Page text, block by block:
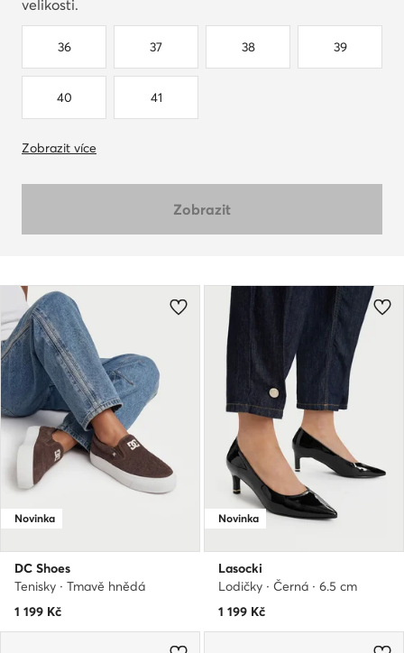
velikosti.
36 37 38 39
40 41
Zobrazit více
Zobrazit
Novinka
DC Shoes
Tenisky · Tmavě hnědá
1 199 Kč
Novinka
Lasocki
Lodičky · Černá · 6.5 cm
1 199 Kč